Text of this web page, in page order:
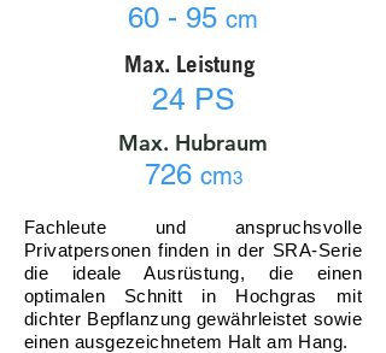
60 - 95 cm
Max. Leistung
24 PS
Max. Hubraum
726 cm3
Fachleute und anspruchsvolle
Privatpersonen finden in der SRA-Serie
die ideale Ausrüstung, die einen
optimalen Schnitt in Hochgras mit
dichter Bepflanzung gewährleistet sowie
einen ausgezeichnetem Halt am Hang.